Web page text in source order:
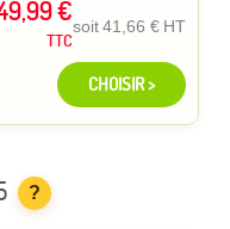
€
TTC
soit41,66 € HT
CHOISIR >
?